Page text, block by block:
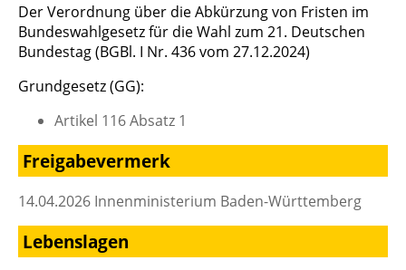
Der Verordnung über die Abkürzung von Fristen im
Bundeswahlgesetz für die Wahl zum 21. Deutschen
Bundestag (BGBl. I Nr. 436 vom 27.12.2024)
Grundgesetz (GG):
Artikel 116 Absatz 1
Freigabevermerk
14.04.2026 Innenministerium Baden-Württemberg
Lebenslagen